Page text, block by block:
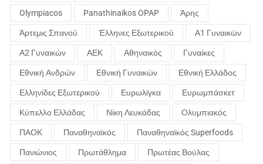
Olympiacos Panathinaikos OPAP Άρης
Άρτεμις Σπανού Έλληνες Εξωτερικού Α1 Γυναικών
Α2 Γυναικών ΑΕΚ Αθηναικός Γυναίκες
Εθνική Ανδρών Εθνική Γυναικών Εθνική Ελλάδος
Ελληνίδες Εξωτερικού Ευρωλίγκα Ευρωμπάσκετ
Κύπελλο Ελλάδας Νίκη Λευκάδας Ολυμπιακός
ΠΑΟΚ Παναθηναϊκός Παναθηναϊκός Superfoods
Πανιώνιος Πρωτάθλημα Πρωτέας Βούλας